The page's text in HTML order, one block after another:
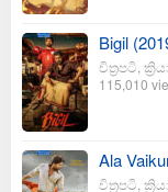
Bigil
චිත්‍රපටි
115,010
Ala
චිත්‍රපටි